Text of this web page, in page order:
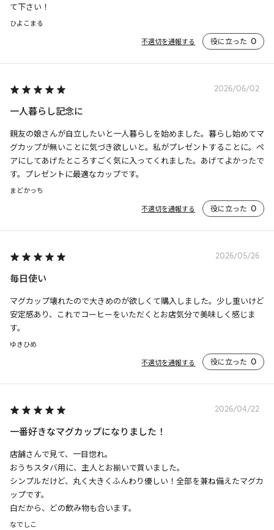
て下さい！
ひよこまる
不適切を通報する
役に立った 0
2026/06/02
一人暮らし記念に
親友の娘さんが自立したいと一人暮らしを始めました。暮らし始めてマ
グカップが無いことに気づき欲しいと。私がプレゼントすることに。ペ
アにしてあげたところすごく気に入ってくれました。あげてよかったで
す。プレゼントに最適なカップです。
まどかっち
不適切を通報する
役に立った 0
2026/05/26
毎日使い
マグカップ壊れたので大きめのが欲しくて購入しました。少し重いけど
安定感あり、これでコーヒーをいただくとお店気分で美味しく感じま
す。
ゆきひめ
不適切を通報する
役に立った 0
2026/04/22
一番好きなマグカップになりました！
店舗さんで見て、一目惚れ。
おうちスタバ用に、主人とお揃いで買いました。
シンプルだけど、丸く大きくふんわり優しい！全部を兼ね備えたマグカ
ップです。
白だから、どの飲み物も合います。
なでしこ